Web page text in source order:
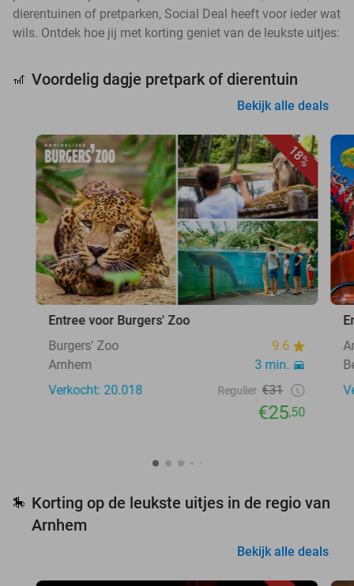
dierentuinen of pretparken, Social Deal heeft voor ieder wat
wils. Ontdek hoe jij met korting geniet van de leukste uitjes:
🎢 Voordelig dagje pretpark of dierentuin
Bekijk alle deals
18%
Entree voor Burgers' Zoo
Burgers' Zoo
9.6
Arnhem
3 min.
Verkocht: 20.018
Regulier €31
€25,50
🎠 Korting op de leukste uitjes in de regio van
Arnhem
Bekijk alle deals